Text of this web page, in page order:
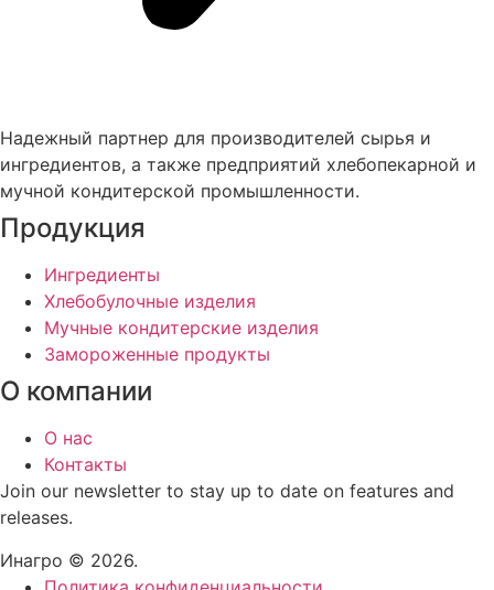
Надежный партнер для производителей сырья и
ингредиентов, а также предприятий хлебопекарной и
мучной кондитерской промышленности.
Продукция
Ингредиенты
Хлебобулочные изделия
Мучные кондитерские изделия
Замороженные продукты
О компании
О нас
Контакты
Join our newsletter to stay up to date on features and
releases.
Инагро © 2026.